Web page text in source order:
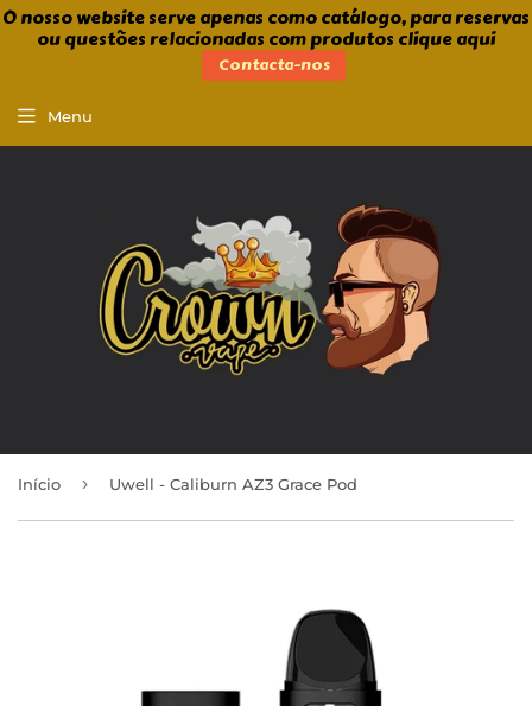
O nosso website serve apenas como catálogo, para reservas
ou questões relacionadas com produtos clique aqui
Contacta-nos
Menu
Início › Uwell - Caliburn AZ3 Grace Pod